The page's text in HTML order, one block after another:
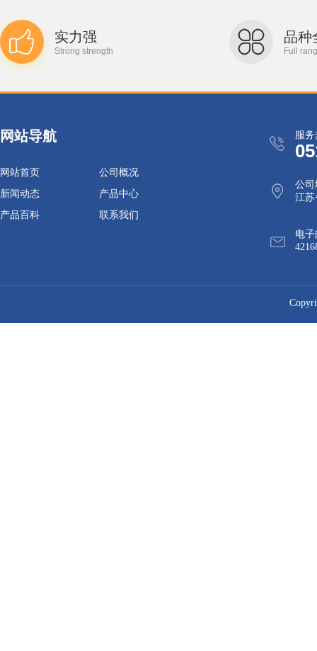
实力强
Strong strength
品种
Full
网站导航
网站首页
公司概况
新闻动态
产品中心
产品百科
联系我们
服
公司
江苏
电